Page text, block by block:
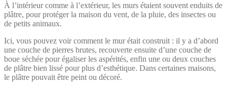
À l’intérieur comme à l’extérieur, les murs étaient souvent enduits de
plâtre, pour protéger la maison du vent, de la pluie, des insectes ou
de petits animaux.
Ici, vous pouvez voir comment le mur était construit : il y a d’abord
une couche de pierres brutes, recouverte ensuite d’une couche de
boue séchée pour égaliser les aspérités, enfin une ou deux couches
de plâtre bien lissé pour plus d’esthétique. Dans certaines maisons,
le plâtre pouvait être peint ou décoré.